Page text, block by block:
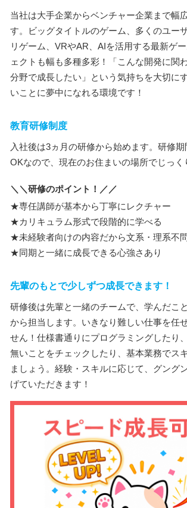
当社は大手企業からベンチャー企業まで幅
す。ビッグタイトルのゲーム、多くのユー
リゲーム、VRやAR、AIを活用する最新ゲ
ェクトも幅も多種多彩！「こんな開発に関
分野で成長したい」という気持ちを大切に
いことに夢中になれる環境です！
教育研修制度
入社後は3ヵ月の研修から始めます。研修
OKなので、現在のお住まいの場所でじっく
＼＼研修のポイント！／／
★専任講師が基本から丁寧にレクチャー
★カリキュラム形式で段階的に学べる
★未経験者向けの内容だから文系・理系不問
★同期と一緒に成長できる心強さあり
先輩のもとで少しずつ成長できます！
研修後は先輩と一緒のチームで、学んだこ
から担当します。いきなり難しい仕事を任
せん！仕様書通りにプログラミングしたり
無いことをチェックしたり、基本業務でス
ましょう。経験・スキルに応じて、グング
げていただきます！